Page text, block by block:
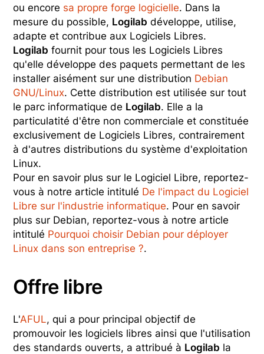
ou encore sa propre forge logicielle. Dans la
mesure du possible, Logilab développe, utilise,
adapte et contribue aux Logiciels Libres.
Logilab fournit pour tous les Logiciels Libres
qu'elle développe des paquets permettant de les
installer aisément sur une distribution Debian
GNU/Linux. Cette distribution est utilisée sur tout
le parc informatique de Logilab. Elle a la
particulatité d'être non commerciale et constituée
exclusivement de Logiciels Libres, contrairement
à d'autres distributions du système d'exploitation
Linux.
Pour en savoir plus sur le Logiciel Libre, reportez-
vous à notre article intitulé De l'impact du Logiciel
Libre sur l'industrie informatique. Pour en savoir
plus sur Debian, reportez-vous à notre article
intitulé Pourquoi choisir Debian pour déployer
Linux dans son entreprise ?.
Offre libre
L'AFUL, qui a pour principal objectif de
promouvoir les logiciels libres ainsi que l'utilisation
des standards ouverts, a attribué à Logilab la